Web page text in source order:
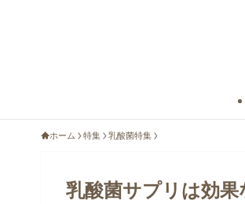
ホーム 特集 乳酸菌特集
乳酸菌サプリは効